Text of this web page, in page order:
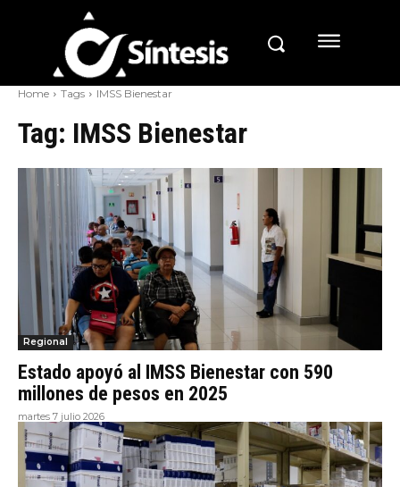
Home Tags IMSS Bienestar
Tag: IMSS Bienestar
Regional
Estado apoyó al IMSS Bienestar con 590
millones de pesos en 2025
martes 7 julio 2026